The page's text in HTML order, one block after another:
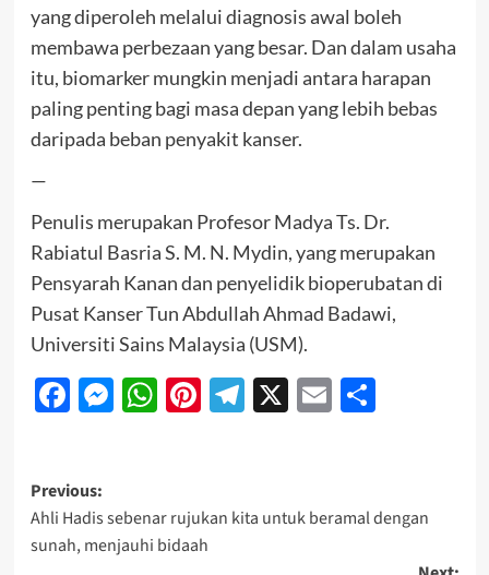
yang diperoleh melalui diagnosis awal boleh
membawa perbezaan yang besar. Dan dalam usaha
itu, biomarker mungkin menjadi antara harapan
paling penting bagi masa depan yang lebih bebas
daripada beban penyakit kanser.
—
Penulis merupakan Profesor Madya Ts. Dr.
Rabiatul Basria S. M. N. Mydin, yang merupakan
Pensyarah Kanan dan penyelidik bioperubatan di
Pusat Kanser Tun Abdullah Ahmad Badawi,
Universiti Sains Malaysia (USM).
Facebook
Messenger
WhatsApp
Pinterest
Telegram
X EmailShare
Previous:
Ahli Hadis sebenar rujukan kita untuk beramal dengan
sunah, menjauhi bidaah